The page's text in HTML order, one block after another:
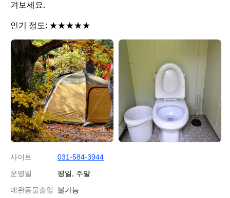
겨보세요.
인기 정도: ★★★★★
솔
밭
펜
션
캠
핑
장
솔
장
사이트
031-584-3944
운영일
평일, 주말
애완동물출입
불가능